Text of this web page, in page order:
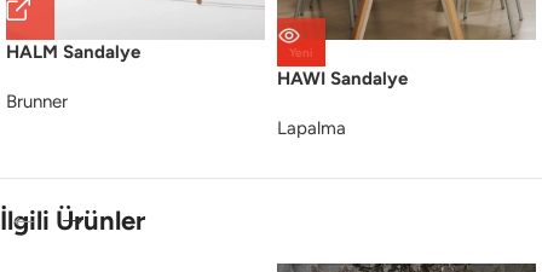
HALM Sandalye
Brunner
Yeni
HAWI Sandalye
Lapalma
İlgili Ürünler